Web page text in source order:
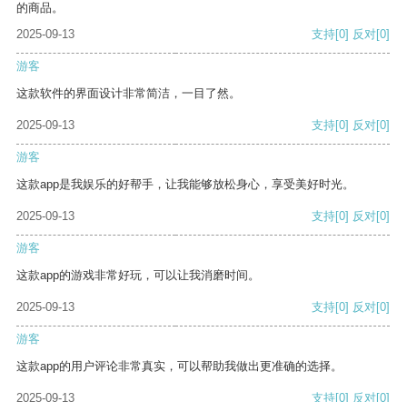
的商品。
2025-09-13
支持[0] 反对[0]
游客
这款软件的界面设计非常简洁，一目了然。
2025-09-13 支持[0] 反对[0]
游客
这款app是我娱乐的好帮手，让我能够放松身心，享受美好时光。
2025-09-13 支持[0] 反对[0]
游客
这款app的游戏非常好玩，可以让我消磨时间。
2025-09-13 支持[0] 反对[0]
游客
这款app的用户评论非常真实，可以帮助我做出更准确的选择。
2025-09-13 支持[0] 反对[0]